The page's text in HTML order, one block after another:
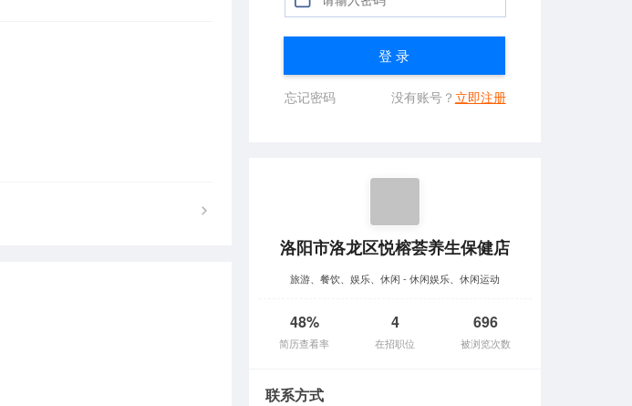
登 录
忘记密码 没有账号？ 立即注册
洛阳市洛龙区悦榕荟养生保健店
旅游、餐饮、娱乐、休闲 - 休闲娱乐、休闲运动
48%
简历查看率
4
在招职位
696
被浏览次数
联系方式